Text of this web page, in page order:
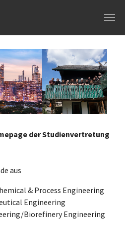
version Show larger version
der Studienvertretung
aus
& Process Engineering
Engineering
Biorefinery Engineering